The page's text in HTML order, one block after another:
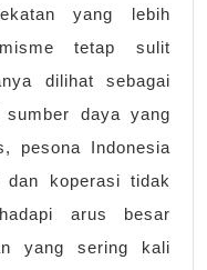
yang lebih
tetap sulit
dilihat sebagai
daya yang
pesona Indonesia
dan koperasi tidak
arus besar
yang sering kali